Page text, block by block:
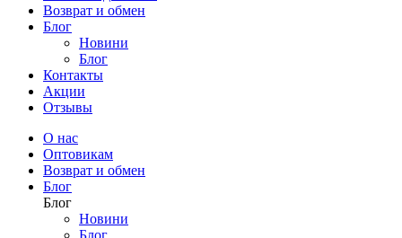
Возврат и обмен
Блог
Новини
Блог
Контакты
Акции
Отзывы
О нас
Оптовикам
Возврат и обмен
Блог
Блог
Новини
Блог